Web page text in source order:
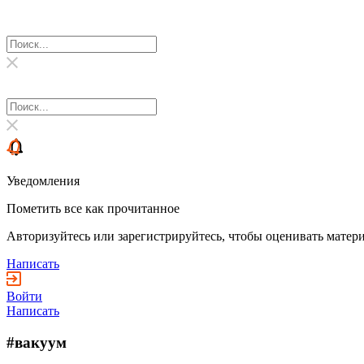
Уведомления
Пометить все как прочитанное
Авторизуйтесь или зарегистрируйтесь, чтобы оценивать
Написать
Войти
Написать
#вакуум